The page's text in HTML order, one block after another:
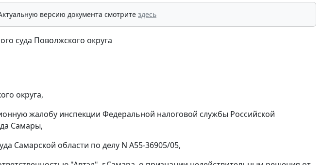
версию документа смотрите здесь
суда Поволжского округа
округа,
жалобу инспекции Федеральной налоговой службы Российской
Самары,
Самарской области по делу N А55-36905/05,